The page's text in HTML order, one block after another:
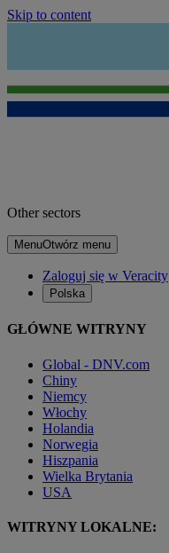
Skip to content
Other sectors
MenuOtwórz menu
Zaloguj się w Veracity
Polska
GŁÓWNE WITRYNY
Global - DNV.com
Chiny
Niemcy
Włochy
Holandia
Norwegia
Hiszpania
Wielka Brytania
USA
WITRYNY LOKALNE: